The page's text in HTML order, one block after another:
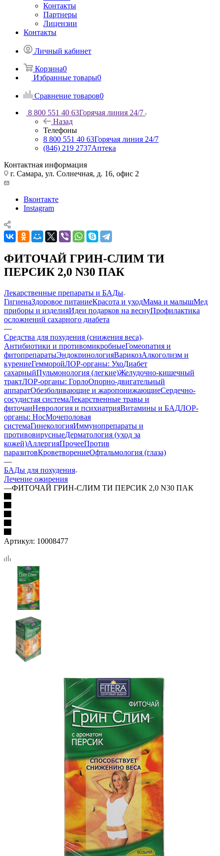
Контакты
Партнеры
Лицензии
Контакты
Личный кабинет
Корзина0
Избранные товары0
Сравнение товаров0
8 800 551 40 63Горячая линия 24/7
Назад
Телефоны
8 800 551 40 63Горячая линия 24/7
(846) 219 2737Аптека
Контактная информация
г. Самара, ул. Солнечная, д. 16, офис 2
Вконтакте
Instagram
ФИТОЧАЙ ГРИН-СЛИМ ТИ
ПЕРСИК 2,0 N30 ПАК
Лекарственные препараты и БАДы
ГигиенаЗдоровое питаниеКрасота и уходМама и малышМед
приборы и изделияИдеи подарков на веснуПрофилактика
осложнений сахарного диабета
—
Средства для похудения (снижения веса)
Антибиотики и противомикробныеГомеопатия и
фитопрепаратыЭндокринологияВарикозАлкоголизм и
курениеГемморойЛОР-органы: УхоДиабет
сахарныйПульмонология (легкие)Желудочно-кишечный
трактЛОР-органы: ГорлоОпорно-двигательный
аппаратОбезболивающие и жаропонижающиеСердечно-
сосудистая системаЛекарственные травы и
фиточаиНеврология и психиатрияВитамины и БАДЛОР-
органы: НосМочеполовая
системаГинекологияИммунопрепараты и
противовирусныеДерматология (уход за
кожей)АллергияПрочееПротив
паразитовКроветворениеОфтальмология (глаза)
—
БАДы для похудения
Лечение ожирения
—ФИТОЧАЙ ГРИН-СЛИМ ТИ ПЕРСИК 2,0 N30 ПАК
Артикул: 10008477